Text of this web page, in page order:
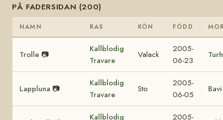
PÅ FADERSIDAN (200)
NAMN RAS KÖN FÖDD
Trolle 📷
Kallblodig
Travare
Valack
2005-
06-23
Lappluna 📷
Kallblodig
Travare
Sto
2005-
06-05
Bavi
Kallblodig 2005-